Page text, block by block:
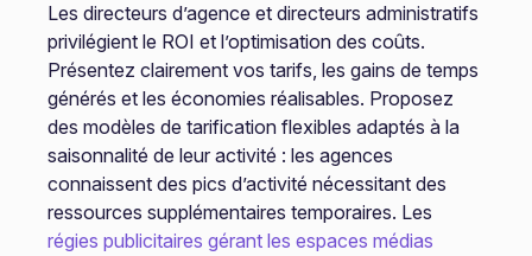
Les directeurs d’agence et directeurs administratifs
privilégient le ROI et l’optimisation des coûts.
Présentez clairement vos tarifs, les gains de temps
générés et les économies réalisables. Proposez
des modèles de tarification flexibles adaptés à la
saisonnalité de leur activité : les agences
connaissent des pics d’activité nécessitant des
ressources supplémentaires temporaires. Les
régies publicitaires gérant les espaces médias